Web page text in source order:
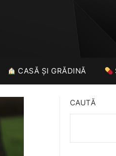
CASĂ ȘI GRĂDINĂ
CAUTĂ